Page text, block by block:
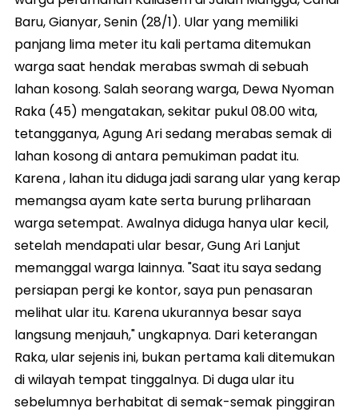
Baru, Gianyar, Senin (28/1). Ular yang memiliki
panjang lima meter itu kali pertama ditemukan
warga saat hendak merabas swmah di sebuah
lahan kosong. Salah seorang warga, Dewa Nyoman
Raka (45) mengatakan, sekitar pukul 08.00 wita,
tetangganya, Agung Ari sedang merabas semak di
lahan kosong di antara pemukiman padat itu.
Karena , lahan itu diduga jadi sarang ular yang kerap
memangsa ayam kate serta burung prliharaan
warga setempat. Awalnya diduga hanya ular kecil,
setelah mendapati ular besar, Gung Ari Lanjut
memanggal warga lainnya. "Saat itu saya sedang
persiapan pergi ke kontor, saya pun penasaran
melihat ular itu. Karena ukurannya besar saya
langsung menjauh," ungkapnya. Dari keterangan
Raka, ular sejenis ini, bukan pertama kali ditemukan
di wilayah tempat tinggalnya. Di duga ular itu
sebelumnya berhabitat di semak-semak pinggiran